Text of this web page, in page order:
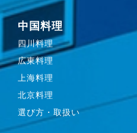
中国料理
四川料理
広東料理
上海料理
北京料理
選び方・取扱い